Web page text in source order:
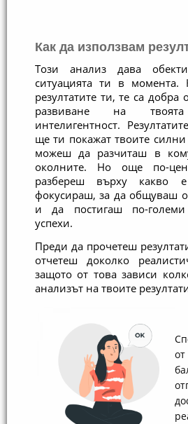
Как да използвам
Този анализ дава
ситуацията ти в
резултатите ти, те са добра
развиване на
интелигентност.
ще ти покажат твоите
можеш да разчиташ в
околните. Но още по-
разбереш върху
фокусираш, за да общуваш
и да постигаш по-големи
успехи.
Преди да прочетеш
отчетеш доколко
защото от това зависи
анализът на твоите